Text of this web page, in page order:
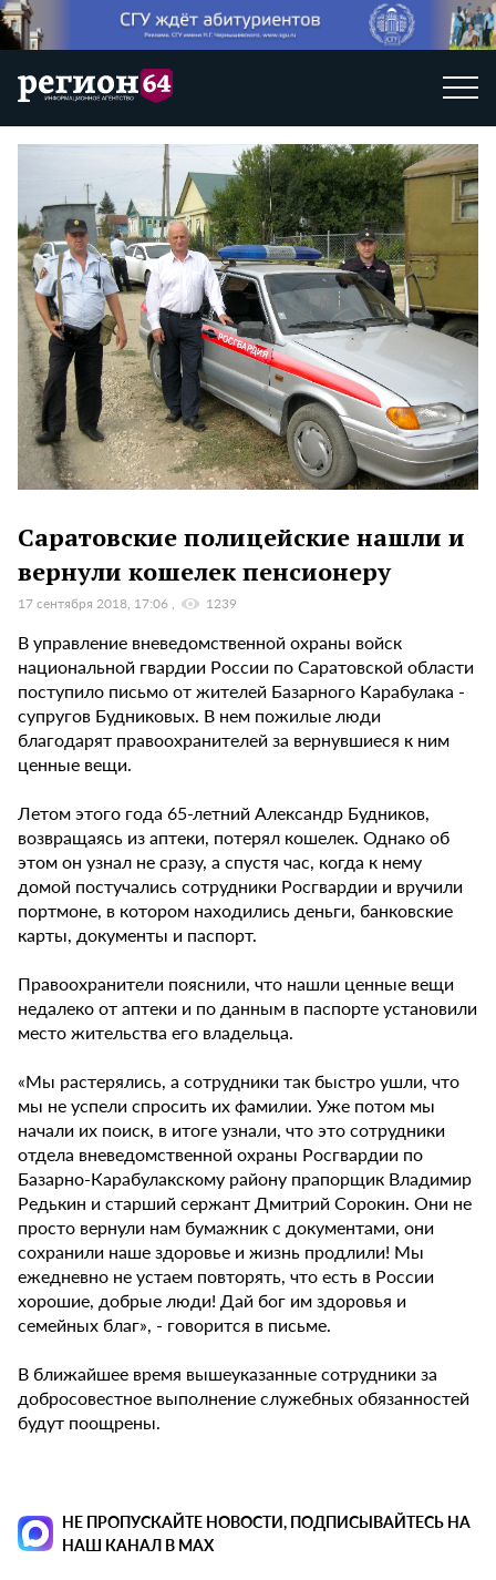
Саратовские полицейские нашли и
вернули кошелек пенсионеру
17 сентября 2018, 17:06 1239
В управление вневедомственной охраны войск
национальной гвардии России по Саратовской области
поступило письмо от жителей Базарного Карабулака -
супругов Будниковых. В нем пожилые люди
благодарят правоохранителей за вернувшиеся к ним
ценные вещи.
Летом этого года 65-летний Александр Будников,
возвращаясь из аптеки, потерял кошелек. Однако об
этом он узнал не сразу, а спустя час, когда к нему
домой постучались сотрудники Росгвардии и вручили
портмоне, в котором находились деньги, банковские
карты, документы и паспорт.
Правоохранители пояснили, что нашли ценные вещи
недалеко от аптеки и по данным в паспорте установили
место жительства его владельца.
«Мы растерялись, а сотрудники так быстро ушли, что
мы не успели спросить их фамилии. Уже потом мы
начали их поиск, в итоге узнали, что это сотрудники
отдела вневедомственной охраны Росгвардии по
Базарно-Карабулакскому району прапорщик Владимир
Редькин и старший сержант Дмитрий Сорокин. Они не
просто вернули нам бумажник с документами, они
сохранили наше здоровье и жизнь продлили! Мы
ежедневно не устаем повторять, что есть в России
хорошие, добрые люди! Дай бог им здоровья и
семейных благ», - говорится в письме.
В ближайшее время вышеуказанные сотрудники за
добросовестное выполнение служебных обязанностей
будут поощрены.
НЕ ПРОПУСКАЙТЕ НОВОСТИ, ПОДПИСЫВАЙТЕСЬ НА
НАШ КАНАЛ В MAX